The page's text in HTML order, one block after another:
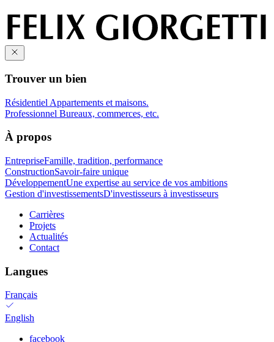
Trouver un bien
Résidentiel Appartements et maisons.
Professionnel Bureaux, commerces, etc.
À propos
EntrepriseFamille, tradition, performance
ConstructionSavoir-faire unique
DéveloppementUne expertise au service de vos ambitions
Gestion d'investissementsD'investisseurs à investisseurs
Carrières
Projets
Actualités
Contact
Langues
Français
English
facebook